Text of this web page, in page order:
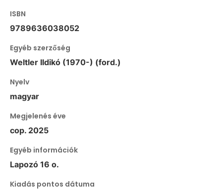
ISBN
9789636038052
Egyéb szerzőség
Weltler Ildikó (1970-) (ford.)
Nyelv
magyar
Megjelenés éve
cop. 2025
Egyéb információk
Lapozó 16 o.
Kiadás pontos dátuma